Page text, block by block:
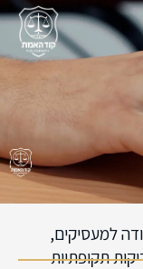
למעסיקים,
תקופתיות